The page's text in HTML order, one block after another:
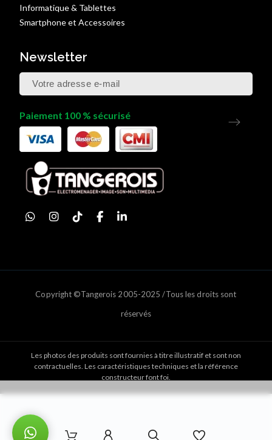
Informatique & Tablettes
Smartphone et Accessoires
Newsletter
Paiement 100 % sécurisé
Copyright ©Tangerois 2005-2025 /Tous les droits sont
réservés
Les photos des produits sont fournies à titre illustratif et sont non
contractuelles. Les caractéristiques techniques et la référence
constructeur font foi.